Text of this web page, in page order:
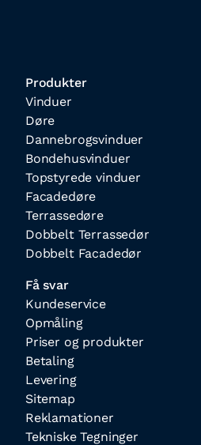
Produkter
Vinduer
Døre
Dannebrogsvinduer
Bondehusvinduer
Topstyrede vinduer
Facadedøre
Terrassedøre
Dobbelt Terrassedør
Dobbelt Facadedør
Få svar
Kundeservice
Opmåling
Priser og produkter
Betaling
Levering
Sitemap
Reklamationer
Tekniske Tegninger